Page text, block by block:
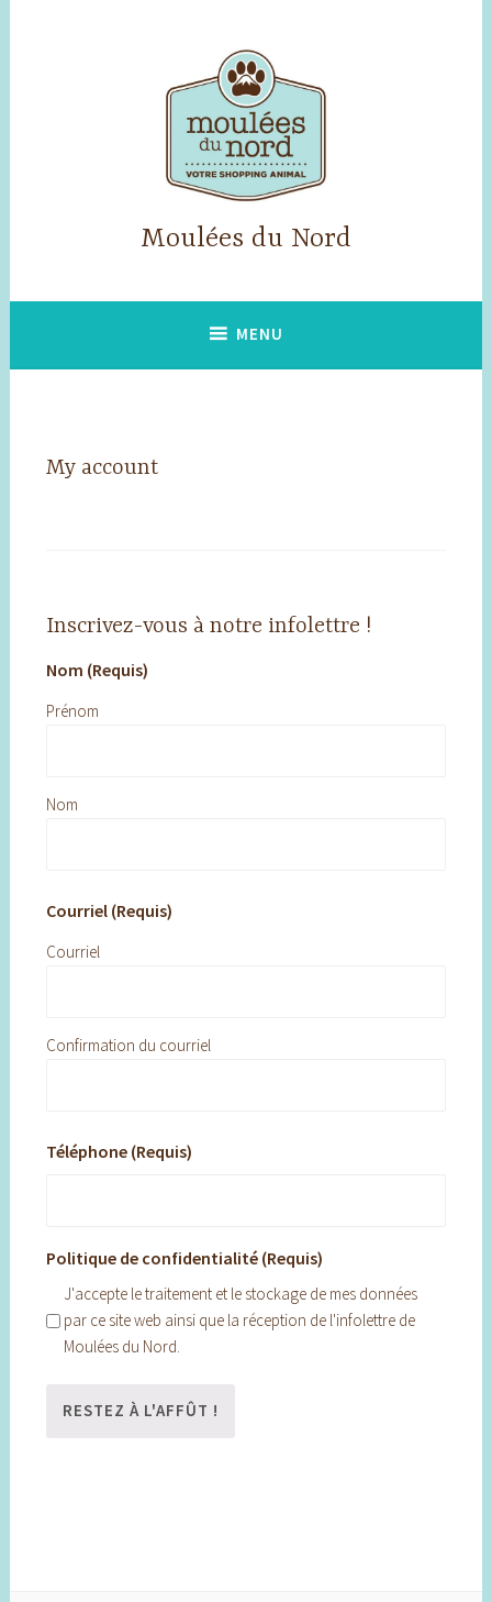
Moulées du Nord
MENU
My account
Inscrivez-vous à notre infolettre !
Nom (Requis)
Prénom
Nom
Courriel (Requis)
Courriel
Confirmation du courriel
Téléphone (Requis)
Politique de confidentialité (Requis)
J'accepte le traitement et le stockage de mes données
par ce site web ainsi que la réception de l'infolettre de
Moulées du Nord.